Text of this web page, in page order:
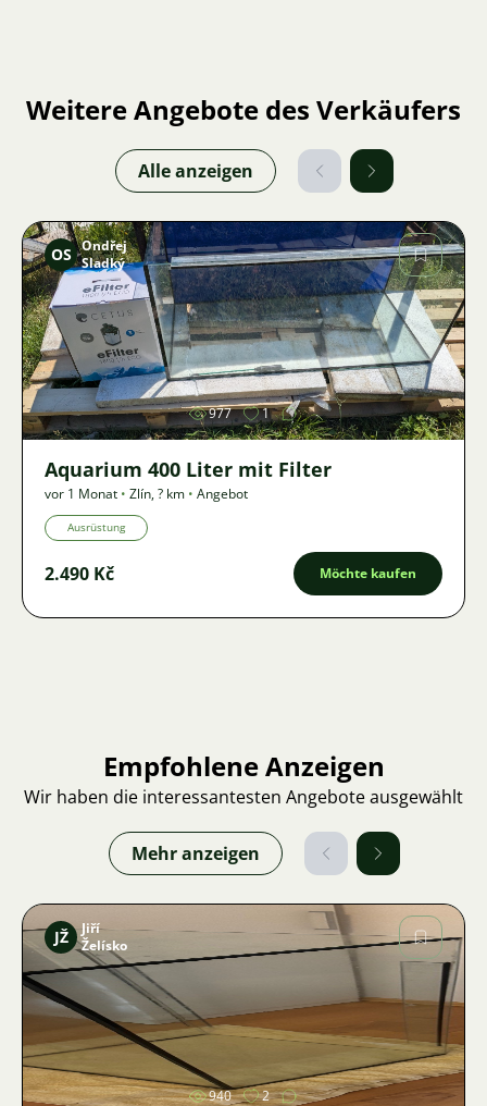
Weitere Angebote des Verkäufers
Alle anzeigen
Bild
OS Ondřej
Sladký
977 1
Aquarium 400 Liter mit Filter
vor 1 Monat • Zlín,? km • Angebot
Ausrüstung
2.490 Kč Möchte kaufen
Empfohlene Anzeigen
Wir haben die interessantesten Angebote ausgewählt
Mehr anzeigen
Bild
JŽ
Jiří
Želísko
940 2